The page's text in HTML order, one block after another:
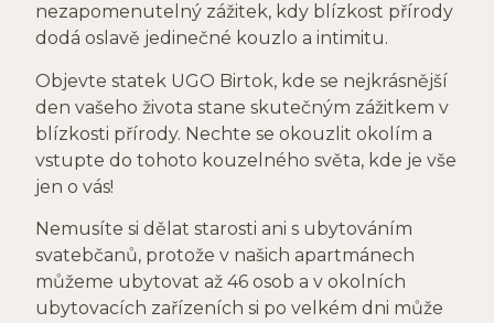
nezapomenutelný zážitek, kdy blízkost přírody
dodá oslavě jedinečné kouzlo a intimitu.
Objevte statek UGO Birtok, kde se nejkrásnější
den vašeho života stane skutečným zážitkem v
blízkosti přírody. Nechte se okouzlit okolím a
vstupte do tohoto kouzelného světa, kde je vše
jen o vás!
Nemusíte si dělat starosti ani s ubytováním
svatebčanů, protože v našich apartmánech
můžeme ubytovat až 46 osob a v okolních
ubytovacích zařízeních si po velkém dni může